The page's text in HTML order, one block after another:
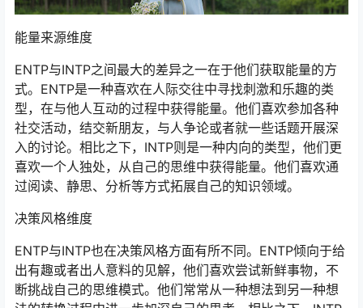
能量来源维度
ENTP与INTP之间最大的差异之一在于他们获取能量的方
式。ENTP是一种喜欢在人际交往中寻找刺激和乐趣的类
型，在与他人互动的过程中获得能量。他们喜欢参加各种
社交活动，结交新朋友，与人争论或者就一些话题开展深
入的讨论。相比之下，INTP则是一种内向的类型，他们更
喜欢一个人独处，从自己的思维中获得能量。他们喜欢通
过阅读、静思、分析等方式拓展自己的知识领域。
决策风格维度
ENTP与INTP也在决策风格方面有所不同。ENTP倾向于给
出有趣或者出人意料的见解，他们喜欢尝试新鲜事物，不
断挑战自己的思维模式。他们常常从一种想法到另一种想